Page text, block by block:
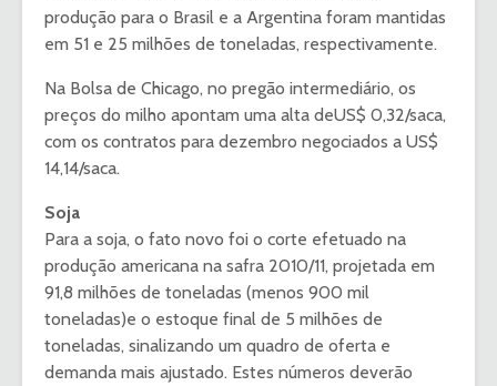
produção para o Brasil e a Argentina foram mantidas
em 51 e 25 milhões de toneladas, respectivamente.
Na Bolsa de Chicago, no pregão intermediário, os
preços do milho apontam uma alta deUS$ 0,32/saca,
com os contratos para dezembro negociados a US$
14,14/saca.
Soja
Para a soja, o fato novo foi o corte efetuado na
produção americana na safra 2010/11, projetada em
91,8 milhões de toneladas (menos 900 mil
toneladas)e o estoque final de 5 milhões de
toneladas, sinalizando um quadro de oferta e
demanda mais ajustado. Estes números deverão